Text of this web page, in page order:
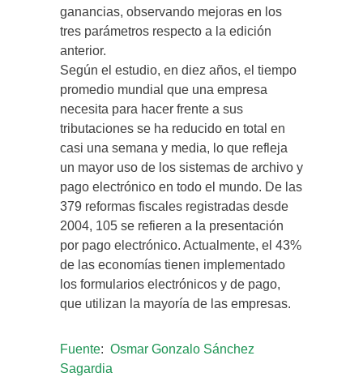
ganancias, observando mejoras en los
tres parámetros respecto a la edición
anterior.
Según el estudio, en diez años, el tiempo
promedio mundial que una empresa
necesita para hacer frente a sus
tributaciones se ha reducido en total en
casi una semana y media, lo que refleja
un mayor uso de los sistemas de archivo y
pago electrónico en todo el mundo. De las
379 reformas fiscales registradas desde
2004, 105 se refieren a la presentación
por pago electrónico. Actualmente, el 43%
de las economías tienen implementado
los formularios electrónicos y de pago,
que utilizan la mayoría de las empresas.
Fuente: Osmar Gonzalo Sánchez
Sagardia